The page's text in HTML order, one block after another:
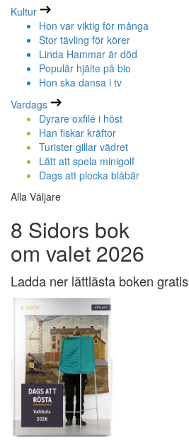
Kultur
Hon var viktig för många
Stor tävling för körer
Linda Hammar är död
Populär hjälte på bio
Hon ska dansa i tv
Vardags
Dyrare oxfilé i höst
Han fiskar kräftor
Turister gillar vädret
Lätt att spela minigolf
Dags att plocka blåbär
Alla Väljare
8 Sidors bok
om valet 2026
Ladda ner lättlästa boken gratis